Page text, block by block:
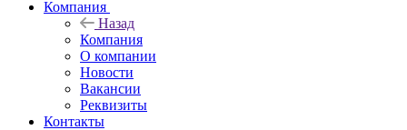
Компания
Назад
Компания
О компании
Новости
Вакансии
Реквизиты
Контакты